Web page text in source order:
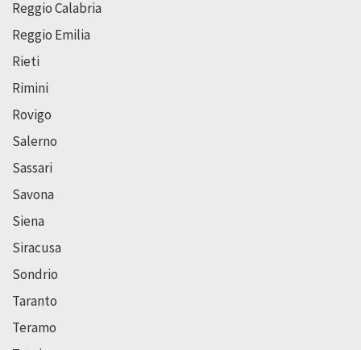
Reggio Calabria
Reggio Emilia
Rieti
Rimini
Rovigo
Salerno
Sassari
Savona
Siena
Siracusa
Sondrio
Taranto
Teramo